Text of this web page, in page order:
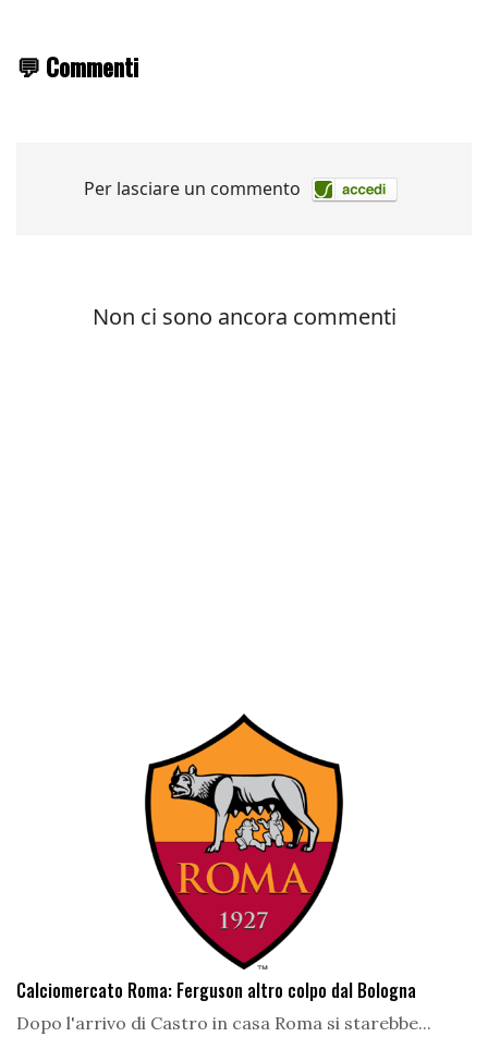
💬 Commenti
Calciomercato Roma: Ferguson altro colpo dal Bologna
Dopo l'arrivo di Castro in casa Roma si starebbe...